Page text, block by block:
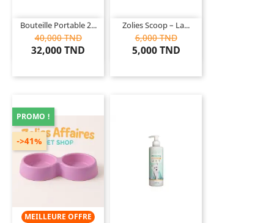
Bouteille Portable 2...
40,000 TND
32,000 TND
Zolies Scoop – La...
6,000 TND
5,000 TND
MEILLEURE OFFRE
->41%
PROMO !